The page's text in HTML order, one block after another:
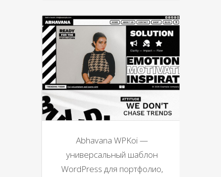
Abhavana WPKoi —
универсальный шаблон
WordPress для портфолио,